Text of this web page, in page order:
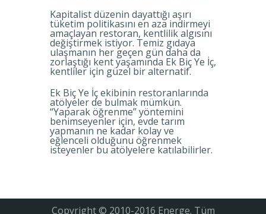
Kapitalist düzenin dayattığı aşırı
tüketim politikasını en aza indirmeyi
amaçlayan restoran, kentlilik algısını
değiştirmek istiyor. Temiz gıdaya
ulaşmanın her geçen gün daha da
zorlaştığı kent yaşamında Ek Biç Ye İç,
kentliler için güzel bir alternatif.
Ek Biç Ye İç ekibinin restoranlarında
atölyeler de bulmak mümkün.
“Yaparak öğrenme” yöntemini
benimseyenler için, evde tarım
yapmanın ne kadar kolay ve
eğlenceli olduğunu öğrenmek
isteyenler bu atölyelere katılabilirler.
Copyright © 2010-2016 Energe. Tüm